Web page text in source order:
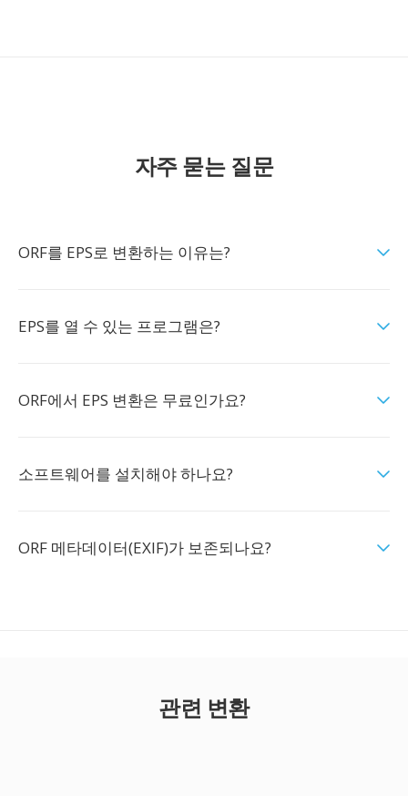
자주 묻는 질문
ORF를 EPS로 변환하는 이유는?
EPS를 열 수 있는 프로그램은?
ORF에서 EPS 변환은 무료인가요?
소프트웨어를 설치해야 하나요?
ORF 메타데이터(EXIF)가 보존되나요?
관련 변환